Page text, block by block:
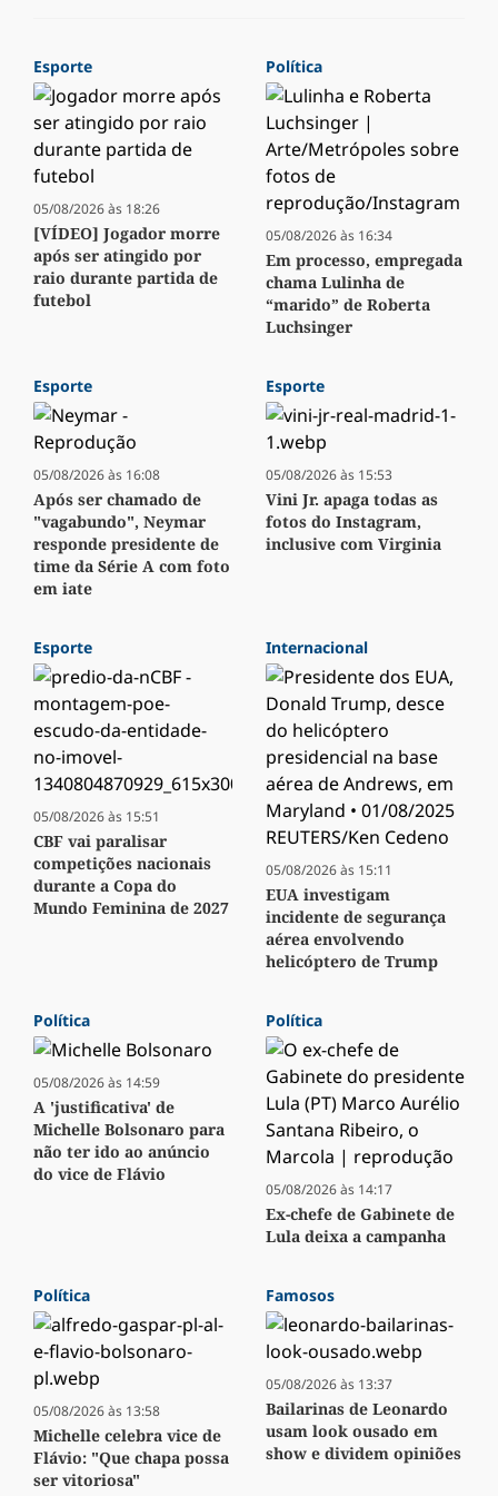
Esporte
05/08/2026 às 18:26
[VÍDEO] Jogador morre
após ser atingido por
raio durante partida de
futebol
Política
05/08/2026 às 16:34
Em processo, empregada
chama Lulinha de
“marido” de Roberta
Luchsinger
Esporte
05/08/2026 às 16:08
Após ser chamado de
"vagabundo", Neymar
responde presidente de
time da Série A com foto
em iate
Esporte
05/08/2026 às 15:53
Vini Jr. apaga todas as
fotos do Instagram,
inclusive com Virginia
Esporte
05/08/2026 às 15:51
CBF vai paralisar
competições nacionais
durante a Copa do
Mundo Feminina de 2027
Internacional
05/08/2026 às 15:11
EUA investigam
incidente de segurança
aérea envolvendo
helicóptero de Trump
Política
05/08/2026 às 14:59
A 'justificativa' de
Michelle Bolsonaro para
não ter ido ao anúncio
do vice de Flávio
Política
05/08/2026 às 14:17
Ex-chefe de Gabinete de
Lula deixa a campanha
Política
05/08/2026 às 13:58
Michelle celebra vice de
Flávio: "Que chapa possa
ser vitoriosa"
Famosos
05/08/2026 às 13:37
Bailarinas de Leonardo
usam look ousado em
show e dividem opiniões